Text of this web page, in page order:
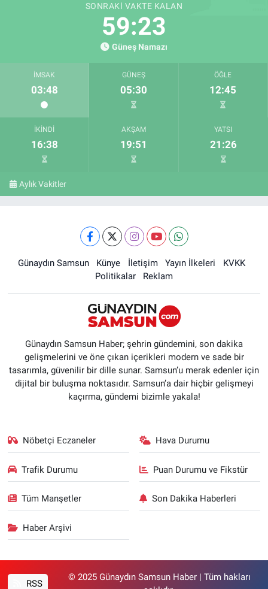
SONRAKI VAKTE KALAN
59:22
Güneş Namazı
İMSAK
03:48
GÜNEŞ
05:30
ÖĞLE
12:45
İKINDI
16:38
AKŞAM
19:51
YATSI
21:26
Aylık Vakitler
Günaydın Samsun Künye İletişim Yayın İlkeleri
KVKK
Politikalar
Reklam
Günaydın Samsun Haber; şehrin gündemini, son dakika
gelişmelerini ve öne çıkan içerikleri modern ve sade bir
tasarımla, güvenilir bir dille sunar. Samsun’u merak edenler için
dijital bir buluşma noktasıdır. Samsun’a dair hiçbir gelişmeyi
kaçırma, gündemi bizimle yakala!
Nöbetçi Eczaneler Hava Durumu
Trafik Durumu Puan Durumu ve Fikstür
Tüm Manşetler Son Dakika Haberleri
Haber Arşivi
RSS
© 2025 Günaydın Samsun Haber | Tüm hakları